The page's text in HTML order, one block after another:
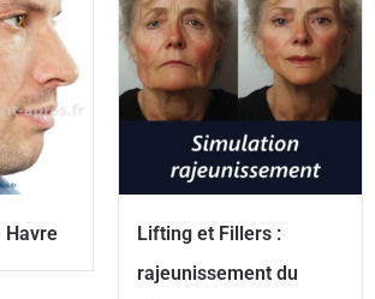
Havre
Lifting et Fillers :
rajeunissement du